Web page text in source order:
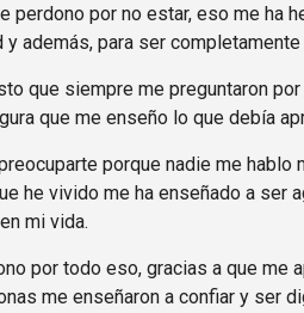
perdono por no estar, eso me ha
y además, para ser
que siempre me preguntaron
que me enseño lo que debía
porque nadie me hablo
he vivido me ha enseñado a ser
mi vida.
por todo eso, gracias a que me
me enseñaron a confiar y ser